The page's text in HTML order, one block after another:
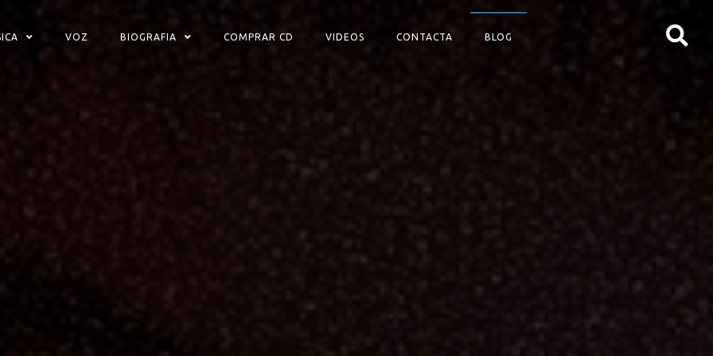
VOZ BIOGRAFIA COMPRAR CD VIDEOS CONTACTA BLOG